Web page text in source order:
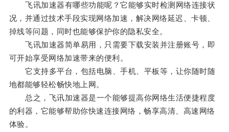
飞讯加速器有哪些功能呢？它能够实时检测网络连接状
况，并通过技术手段实现网络加速，解决网络延迟、卡顿、
掉线等问题，同时也能够保护你的隐私安全。
飞讯加速器简单易用，只需要下载安装并注册账号，即
可开始享受网络加速带来的便利。
它支持多平台，包括电脑、手机、平板等，让你随时随
地都能够轻松畅快地上网。
总之，飞讯加速器是一个能够提高你网络生活便捷程度
的利器，它能够帮助你快速连接网络，畅享高清、高速网络
体验。